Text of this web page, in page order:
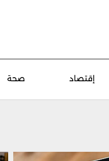
إقتصاد صحة